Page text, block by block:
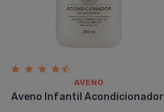
AVENO
Aveno Infantil Acondicionador